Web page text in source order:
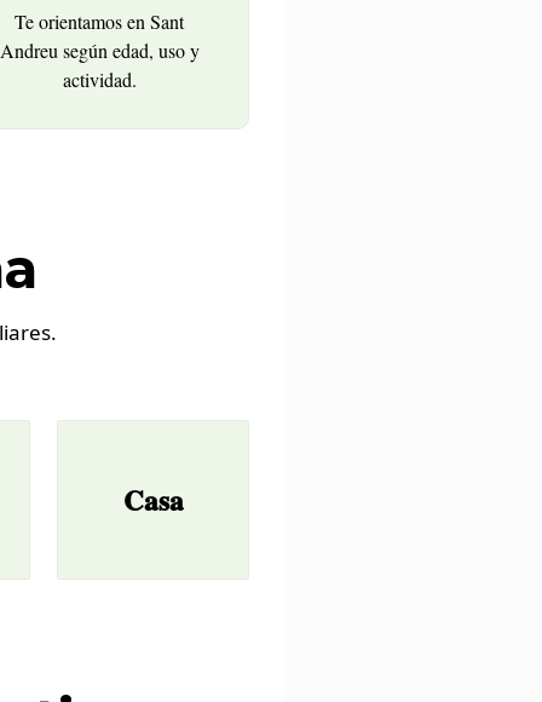
Te orientamos en Sant
Andreu según edad, uso y
actividad.
Casa